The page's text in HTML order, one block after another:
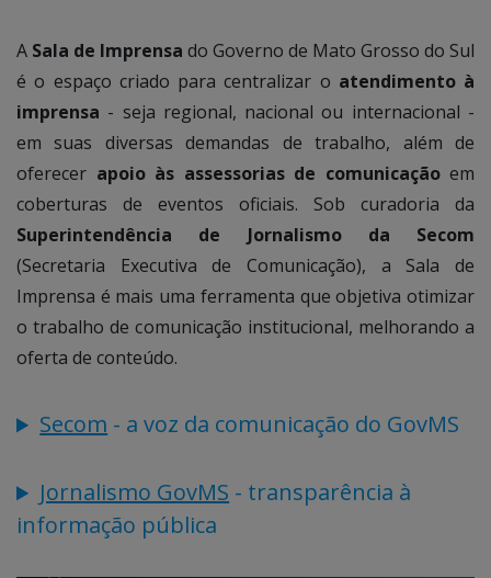
A Sala de Imprensa do Governo de Mato Grosso do Sul
é o espaço criado para centralizar o atendimento à
imprensa - seja regional, nacional ou internacional -
em suas diversas demandas de trabalho, além de
oferecer apoio às assessorias de comunicaçãoem
coberturas de eventos oficiais. Sob curadoria da
Superintendência de Jornalismo da Secom
(Secretaria Executiva de Comunicação), a Sala de
Imprensa é mais uma ferramenta que objetiva otimizar
o trabalho de comunicação institucional, melhorando a
oferta de conteúdo.
Secom - a voz da comunicação do GovMS
Jornalismo GovMS - transparência à
informação pública